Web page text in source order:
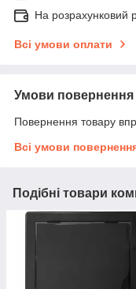
На розрахунковий
Всі умови оплати
Умови повернення
Повернення товару
Всі умови
Подібні товари